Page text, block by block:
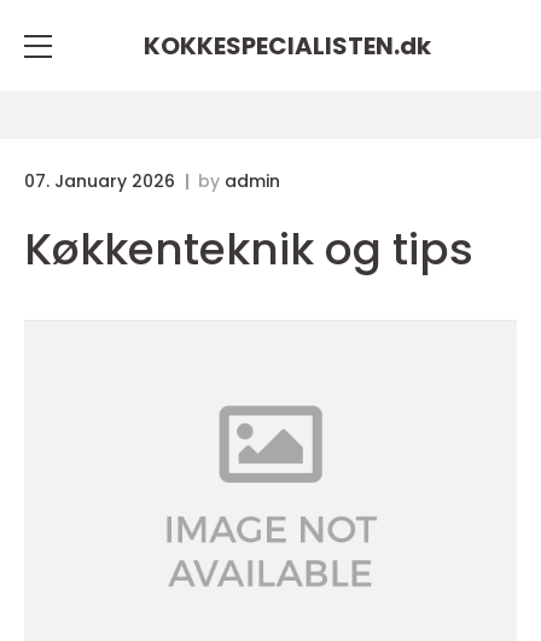
KOKKESPECIALISTEN.dk
07. January 2026 by admin
Køkkenteknik og tips